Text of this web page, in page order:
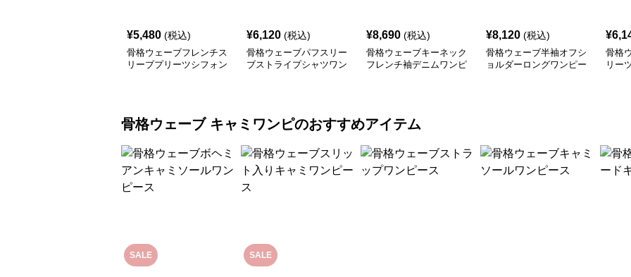
¥5,480 (税込)
骨格ウェーブフレンチス
リーブプリーツシフォン
¥6,120 (税込)
骨格ウェーブパフスリー
ブストライプシャツワン
¥8,690 (税込)
骨格ウェーブキーネック
フレンチ袖デニムワンピ
¥8,120 (税込)
骨格ウェーブ半袖オフシ
ョルダーロングワンピー
¥
骨格
リー
骨格ウェーブ キャミワンピのおすすめアイテム
SALE SALE